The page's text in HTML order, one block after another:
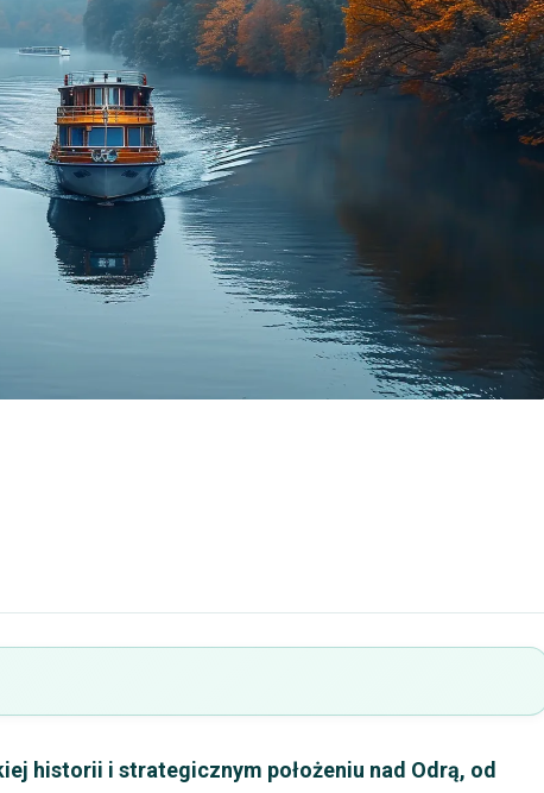
historii i strategicznym położeniu nad Odrą, od